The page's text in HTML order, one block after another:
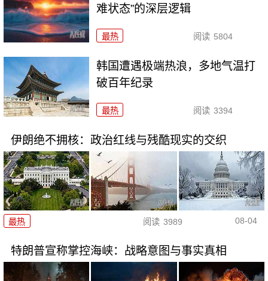
难状态”的深层逻辑
最热 阅读 5804
韩国遭遇极端热浪，多地气温打
破百年纪录
最热 阅读 3394
伊朗绝不拥核：政治红线与残酷现实的交织
最热 阅读 3989 08-04
特朗普宣称掌控海峡：战略意图与事实真相